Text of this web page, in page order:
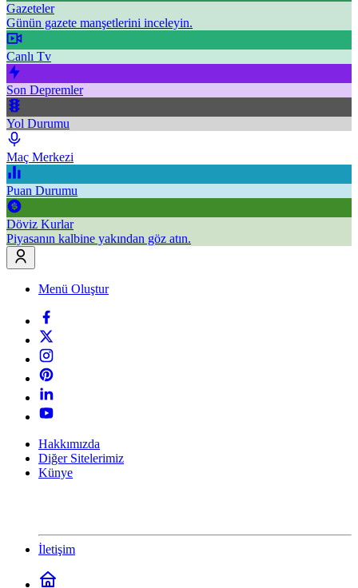
Gazeteler
Günün gazete manşetlerini inceleyin.
Canlı Tv
Son Depremler
Yol Durumu
Maç Merkezi
Puan Durumu
Döviz Kurlar
Piyasanın kalbine yakından göz atın.
Menü Oluştur
Hakkımızda
Diğer Sitelerimiz
Künye
İletişim